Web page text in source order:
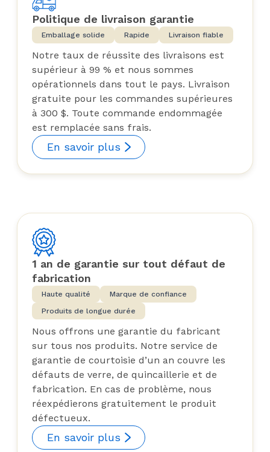
Politique de livraison garantie
Emballage solide Rapide Livraison fiable
Notre taux de réussite des livraisons est
supérieur à 99 % et nous sommes
opérationnels dans tout le pays. Livraison
gratuite pour les commandes supérieures
à 300 $. Toute commande endommagée
est remplacée sans frais.
En savoir plus
1 an de garantie sur tout défaut de
fabrication
Haute qualité
Marque de confiance
Produits de longue durée
Nous offrons une garantie du fabricant
sur tous nos produits. Notre service de
garantie de courtoisie d’un an couvre les
défauts de verre, de quincaillerie et de
fabrication. En cas de problème, nous
réexpédierons gratuitement le produit
défectueux.
En savoir plus